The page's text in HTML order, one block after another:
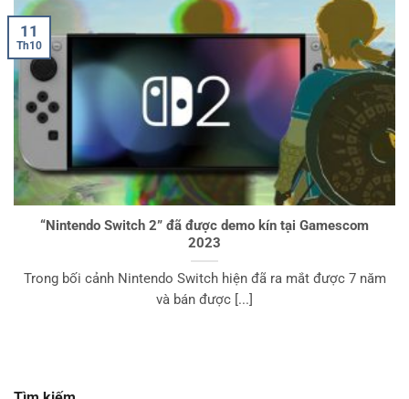
“Nintendo Switch 2” đã được demo kín tại Gamescom
2023
Trong bối cảnh Nintendo Switch hiện đã ra mắt được 7 năm
và bán được [...]
11
Th10